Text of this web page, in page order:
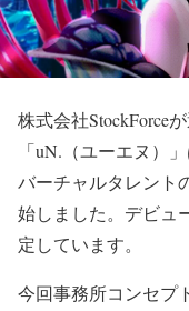
株式会社StockForce
「uN.（ユーエヌ）
バーチャルタレント
始しました。デビュ
定しています。
今回事務所コンセプ